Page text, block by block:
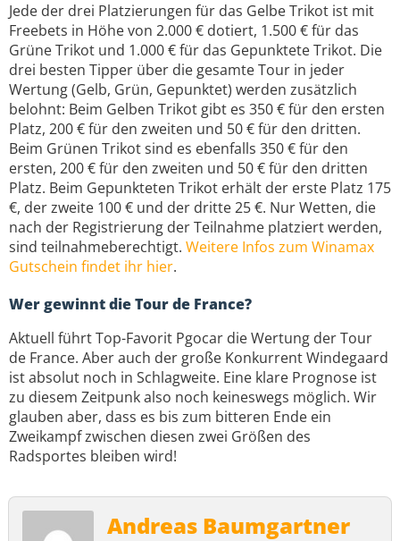
Jede der drei Platzierungen für das Gelbe Trikot ist mit
Freebets in Höhe von 2.000 € dotiert, 1.500 € für das
Grüne Trikot und 1.000 € für das Gepunktete Trikot. Die
drei besten Tipper über die gesamte Tour in jeder
Wertung (Gelb, Grün, Gepunktet) werden zusätzlich
belohnt: Beim Gelben Trikot gibt es 350 € für den ersten
Platz, 200 € für den zweiten und 50 € für den dritten.
Beim Grünen Trikot sind es ebenfalls 350 € für den
ersten, 200 € für den zweiten und 50 € für den dritten
Platz. Beim Gepunkteten Trikot erhält der erste Platz 175
€, der zweite 100 € und der dritte 25 €. Nur Wetten, die
nach der Registrierung der Teilnahme platziert werden,
sind teilnahmeberechtigt. Weitere Infos zum Winamax
Gutschein findet ihr hier.
Wer gewinnt die Tour de France?
Aktuell führt Top-Favorit Pgocar die Wertung der Tour
de France. Aber auch der große Konkurrent Windegaard
ist absolut noch in Schlagweite. Eine klare Prognose ist
zu diesem Zeitpunk also noch keineswegs möglich. Wir
glauben aber, dass es bis zum bitteren Ende ein
Zweikampf zwischen diesen zwei Größen des
Radsportes bleiben wird!
Andreas Baumgartner